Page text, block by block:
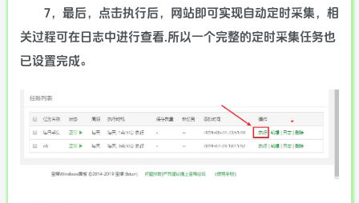
7，最后，点击执行后，网站即可实现自动定时采集，相
关过程可在日志中进行查看.所以一个完整的定时采集任务也
已设置完成。